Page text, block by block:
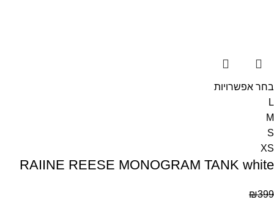
בחר אפשרויות
L
M
S
XS
RAIINE REESE MONOGRAM TANK white
₪399